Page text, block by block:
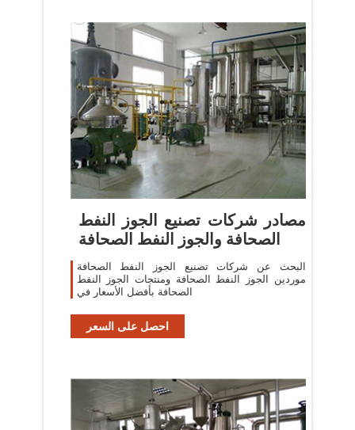
مصادر شركات تصنيع الجوز النفط
الصحافة والجوز النفط الصحافة
البحث عن شركات تصنيع الجوز النفط الصحافة
موردين الجوز النفط الصحافة ومنتجات الجوز النفط
الصحافة بأفضل الأسعار في
احصل على السعر